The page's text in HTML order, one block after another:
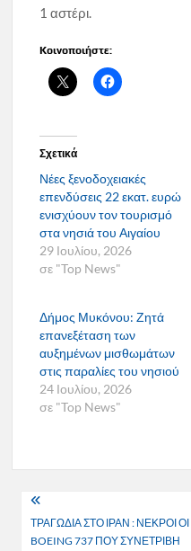
1 αστέρι.
Κοινοποιήστε:
Σχετικά
Νέες ξενοδοχειακές
επενδύσεις 22 εκατ. ευρώ
ενισχύουν τον τουρισμό
στα νησιά του Αιγαίου
29 Ιουλίου, 2026
σε "Top News"
Δήμος Μυκόνου: Ζητά
επανεξέταση των
αυξημένων μισθωμάτων
στις παραλίες του νησιού
24 Ιουλίου, 2026
σε "Top News"
Πλοήγηση
άρθρων
ΤΡΑΓΩΔΙΑ ΣΤΟ ΙΡΑΝ : ΝΕΚΡΟΙ
BOEING 737 ΠΟΥ ΣΥΝΕΤΡΙΒΗ